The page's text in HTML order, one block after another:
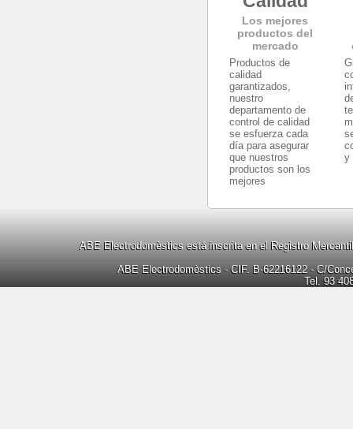
Los mejores
productos del
mercado
Productos de
calidad
garantizados,
nuestro
departamento de
control de calidad
se esfuerza cada
día para asegurar
que nuestros
productos son los
mejores
y
ABE Electrodomèstics está inscrita en el Registro
ABE Electrodomèstics - CIF. B-62216122 - C/
Tel. 93